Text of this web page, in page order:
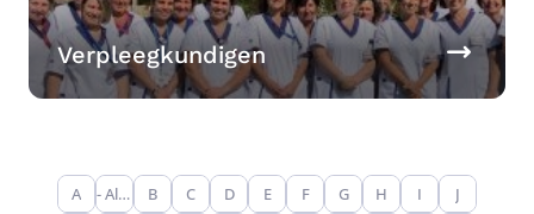
Verpleegkundigen
A - Alle - B C D E F G H I
J